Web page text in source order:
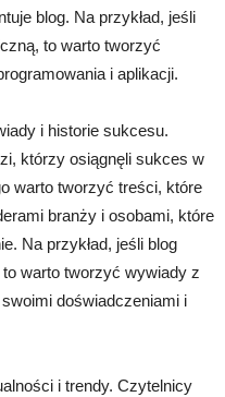
blog. Na przykład, jeśli
to warto tworzyć
i aplikacji.
i historie sukcesu.
którzy osiągnęli sukces w
warto tworzyć treści, które
branży i osobami, które
Na przykład, jeśli blog
warto tworzyć wywiady z
doświadczeniami i
i trendy. Czytelnicy